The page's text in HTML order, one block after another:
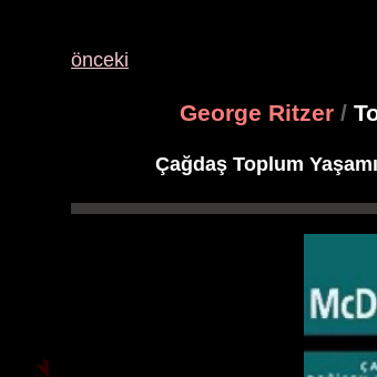
önceki
George Ritzer /
Çağdaş Toplum